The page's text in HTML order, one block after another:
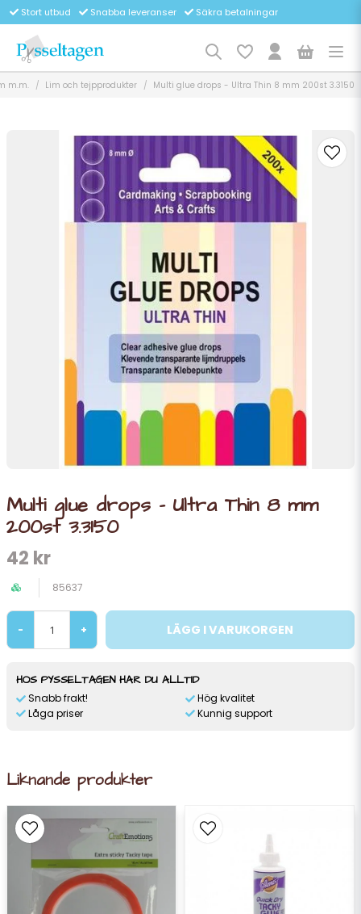
Stort utbud Snabba leveranser Säkra betalningar
m.m. Lim och tejpprodukter Multi glue drops - Ultra Thin 8 mm 200st 3.3150
Multi glue drops - Ultra Thin 8 mm
200st 3.3150
42 kr
85637
- + LÄGG I VARUKORGEN
HOS PYSSELTAGEN HAR DU ALLTID
Snabb frakt!
Låga priser
Hög kvalitet
Kunnig support
Liknande produkter